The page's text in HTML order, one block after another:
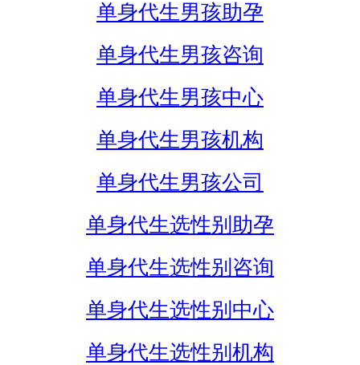
单身代生男孩助孕
单身代生男孩咨询
单身代生男孩中心
单身代生男孩机构
单身代生男孩公司
单身代生选性别助孕
单身代生选性别咨询
单身代生选性别中心
单身代生选性别机构